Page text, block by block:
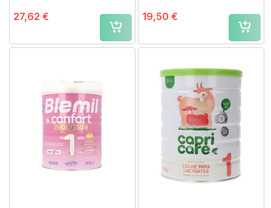
27,62 €
19,50 €